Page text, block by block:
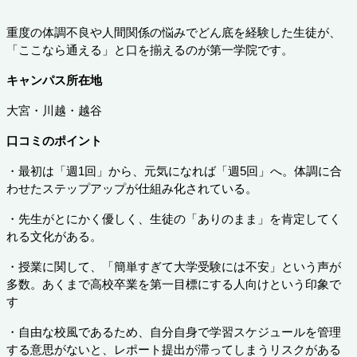
重度の体調不良や人間関係の悩みでどん底を経験した生徒が、
「ここなら通える」と口を揃えるのが第一学院です。
キャンパス所在地
大宮・川越・越谷
口コミのポイント
・最初は「週1回」から、元気になれば「週5回」へ。体調に合
わせたステップアップが仕組み化されている。
・先生がとにかく優しく、生徒の「ありのまま」を肯定してく
れる文化がある。
・授業に関して、「簡単すぎて大学受験には不安」という声が
多数。あくまで高校卒業を第一目標にする人向けという印象で
す
・ 自由な校風であるため、自分自身で学習スケジュールを管理
する意思がないと、レポート提出が滞ってしまうリスクがある